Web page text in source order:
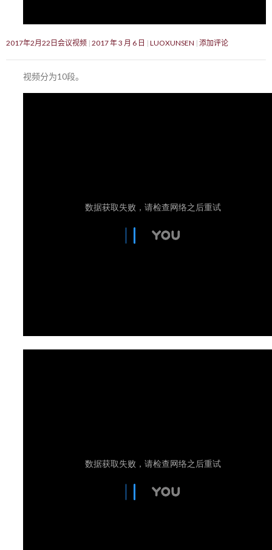
2017年2月22日会议视频 2017 年 3 月 6 日 LUOXUNSEN 添加评论
视频分为10段。